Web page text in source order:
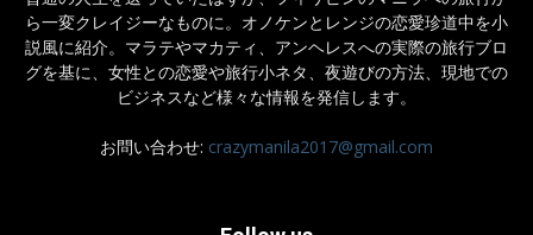
ら一変クレイジーなものに。オノケンとレンジの恋愛珍道中を小
説風に紹介。マラテやマカティ、アンヘレスへの実際の旅行ブロ
グを基に、女性との恋愛や旅行小ネタ、夜遊びの方法、現地での
ビジネスなど様々な情報を発信します。
お問い合わせ: crazymanila2017@gmail.com